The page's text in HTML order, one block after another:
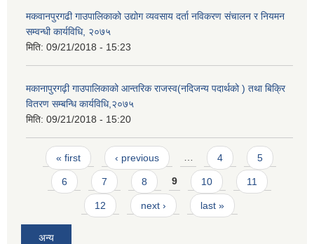
मकवानपुरगढी गाउपालिकाको उद्योग व्यवसाय दर्ता नविकरण संचालन र नियमन
सम्वन्धी कार्यविधि, २०७५
मिति: 09/21/2018 - 15:23
मकानापुरगढ़ी गाउपालिकाको आन्तरिक राजस्व(नदिजन्य पदार्थको ) तथा बिक्रि
वितरण सम्बन्धि कार्यविधि,२०७५
मिति: 09/21/2018 - 15:20
Pages
« first ‹ previous … 4 5
6 7 8 9 10 11
12 next › last »
अन्य